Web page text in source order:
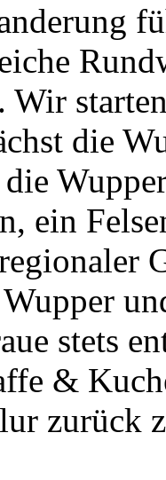
Wir
die
die
ein
stets
&
zurück